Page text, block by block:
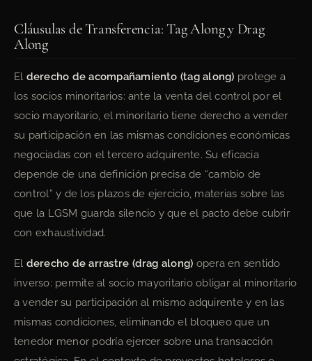
Cláusulas de Transferencia: Tag Along y Drag
Along
El derecho de acompañamiento (tag along) protege a
los socios minoritarios: ante la venta del control por el
socio mayoritario, el minoritario tiene derecho a vender
su participación en las mismas condiciones económicas
negociadas con el tercero adquirente. Su eficacia
depende de una definición precisa de “cambio de
control” y de los plazos de ejercicio, materias sobre las
que la LGSM guarda silencio y que el pacto debe cubrir
con exhaustividad.
El derecho de arrastre (drag along) opera en sentido
inverso: permite al socio mayoritario obligar al minoritario
a vender su participación al mismo adquirente y en las
mismas condiciones, eliminando el bloqueo que un
tenedor menor podría ejercer sobre una transacción